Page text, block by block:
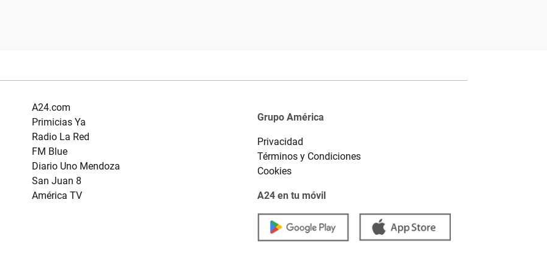
A24.com
Primicias Ya
Radio La Red
FM Blue
Diario Uno Mendoza
San Juan 8
América TV
Grupo América
Privacidad
Términos y Condiciones
Cookies
A24 en tu móvil